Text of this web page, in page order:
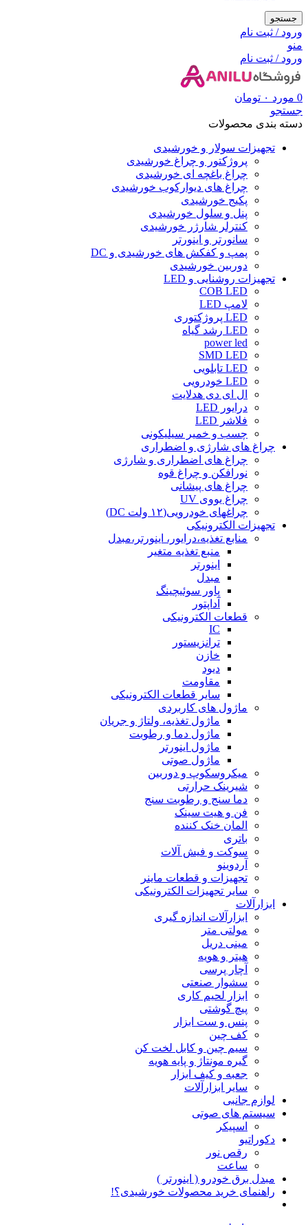
جستجو
ورود / ثبت نام
منو
ورود / ثبت نام
0 مورد ۰ تومان
جستجو
دسته بندی محصولات
تجهیزات سولار و خورشیدی
پروژکتور و چراغ خورشیدی
چراغ باغچه ای خورشیدی
چراغ های دیوارکوب خورشیدی
پکیج خورشیدی
پنل و سلول خورشیدی
کنترلر شارژر خورشیدی
سانورتر و اینورتر
پمپ و کفکش های خورشیدی و DC
دوربین خورشیدی
تجهیزات روشنایی و LED
COB LED
لامپ LED
LED پروژکتوری
LED رشد گیاه
power led
SMD LED
LED تابلویی
LED خودرویی
ال ای دی هدلایت
درایور LED
فلاشر LED
چسب و خمیر سیلیکونی
چراغ های شارژی و اضطراری
چراغ های اضطراری و شارژی
نورافکن و چراغ قوه
چراغ های پیشانی
چراغ یووی UV
چراغهای خودرویی(۱۲ ولت DC)
تجهیزات الکترونیکی
منابع تغذیه،درایور، اینورتر،مبدل
منبع تغذیه متغیر
اینورتر
مبدل
پاور سوئیچینگ
آداپتور
قطعات الکترونیکی
IC
ترانزیستور
خازن
دیود
مقاومت
سایر قطعات الکترونیکی
ماژول های کاربردی
ماژول تغذیه، ولتاژ و جریان
ماژول دما و رطوبت
ماژول اینورتر
ماژول صوتی
میکروسکوپ و دوربین
شیرینک حرارتی
دما سنج و رطوبت سنج
فن و هیت سینک
المان خنک کننده
باتری
سوکت و فیش آلات
آردوینو
تجهیزات و قطعات ماینر
سایر تجهیزات الکترونیکی
ابزارآلات
ابزارآلات اندازه گیری
مولتی متر
مینی دریل
هیتر و هویه
آچار پرسی
سشوار صنعتی
ابزار لحیم کاری
پیچ گوشتی
پنس و ست ابزار
کف چین
سیم چین و کابل لخت کن
گیره مونتاژ و پایه هویه
جعبه و کیف ابزار
سایر ابزارآلات
لوازم جانبی
سیستم های صوتی
اسپیکر
دکوراتیو
رقص نور
ساعت
مبدل برق خودرو ( اینورتر )
راهنمای خرید محصولات خورشیدی؟!